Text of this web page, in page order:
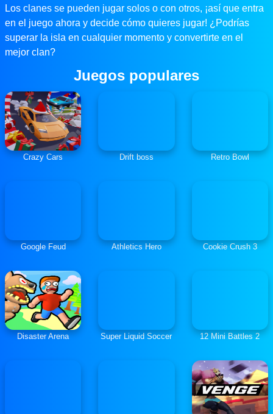
Los clanes se pueden jugar solos o con otros, ¡así que entra
en el juego ahora y decide cómo quieres jugar! ¿Podrías
superar la isla en cualquier momento y convertirte en el
mejor clan?
Juegos populares
Crazy Cars Drift boss Retro Bowl
Google Feud Athletics Hero Cookie Crush 3
Disaster Arena Super Liquid Soccer 12 Mini Battles 2